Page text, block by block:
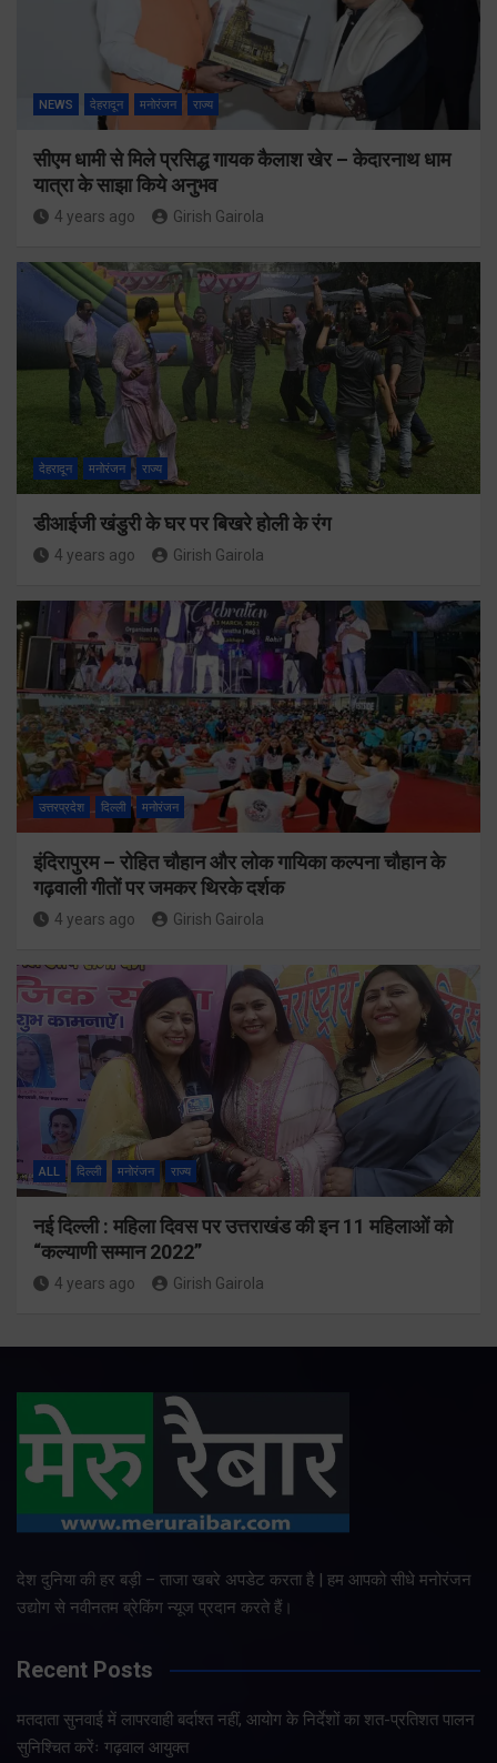
NEWS देहरादून मनोरंजन राज्य
सीएम धामी से मिले प्रसिद्ध गायक कैलाश खेर – केदारनाथ धाम
यात्रा के साझा किये अनुभव
4 years ago Girish Gairola
देहरादून मनोरंजन राज्य
डीआईजी खंडुरी के घर पर बिखरे होली के रंग
4 years ago Girish Gairola
उत्तरप्रदेश दिल्ली मनोरंजन
इंदिरापुरम – रोहित चौहान और लोक गायिका कल्पना चौहान के
गढ़वाली गीतों पर जमकर थिरके दर्शक
4 years ago Girish Gairola
ALL दिल्ली मनोरंजन राज्य
नई दिल्ली : महिला दिवस पर उत्तराखंड की इन 11 महिलाओं को
“कल्याणी सम्मान 2022”
4 years ago Girish Gairola
देश दुनिया की हर बड़ी – ताजा खबरे अपडेट करता है | हम आपको सीधे मनोरंजन
उद्योग से नवीनतम ब्रेकिंग न्यूज प्रदान करते हैं।
Recent Posts
मतदाता सुनवाई में लापरवाही बर्दाश्त नहीं, आयोग के निर्देशों का शत-प्रतिशत पालन
सुनिश्चित करेंः गढ़वाल आयुक्त